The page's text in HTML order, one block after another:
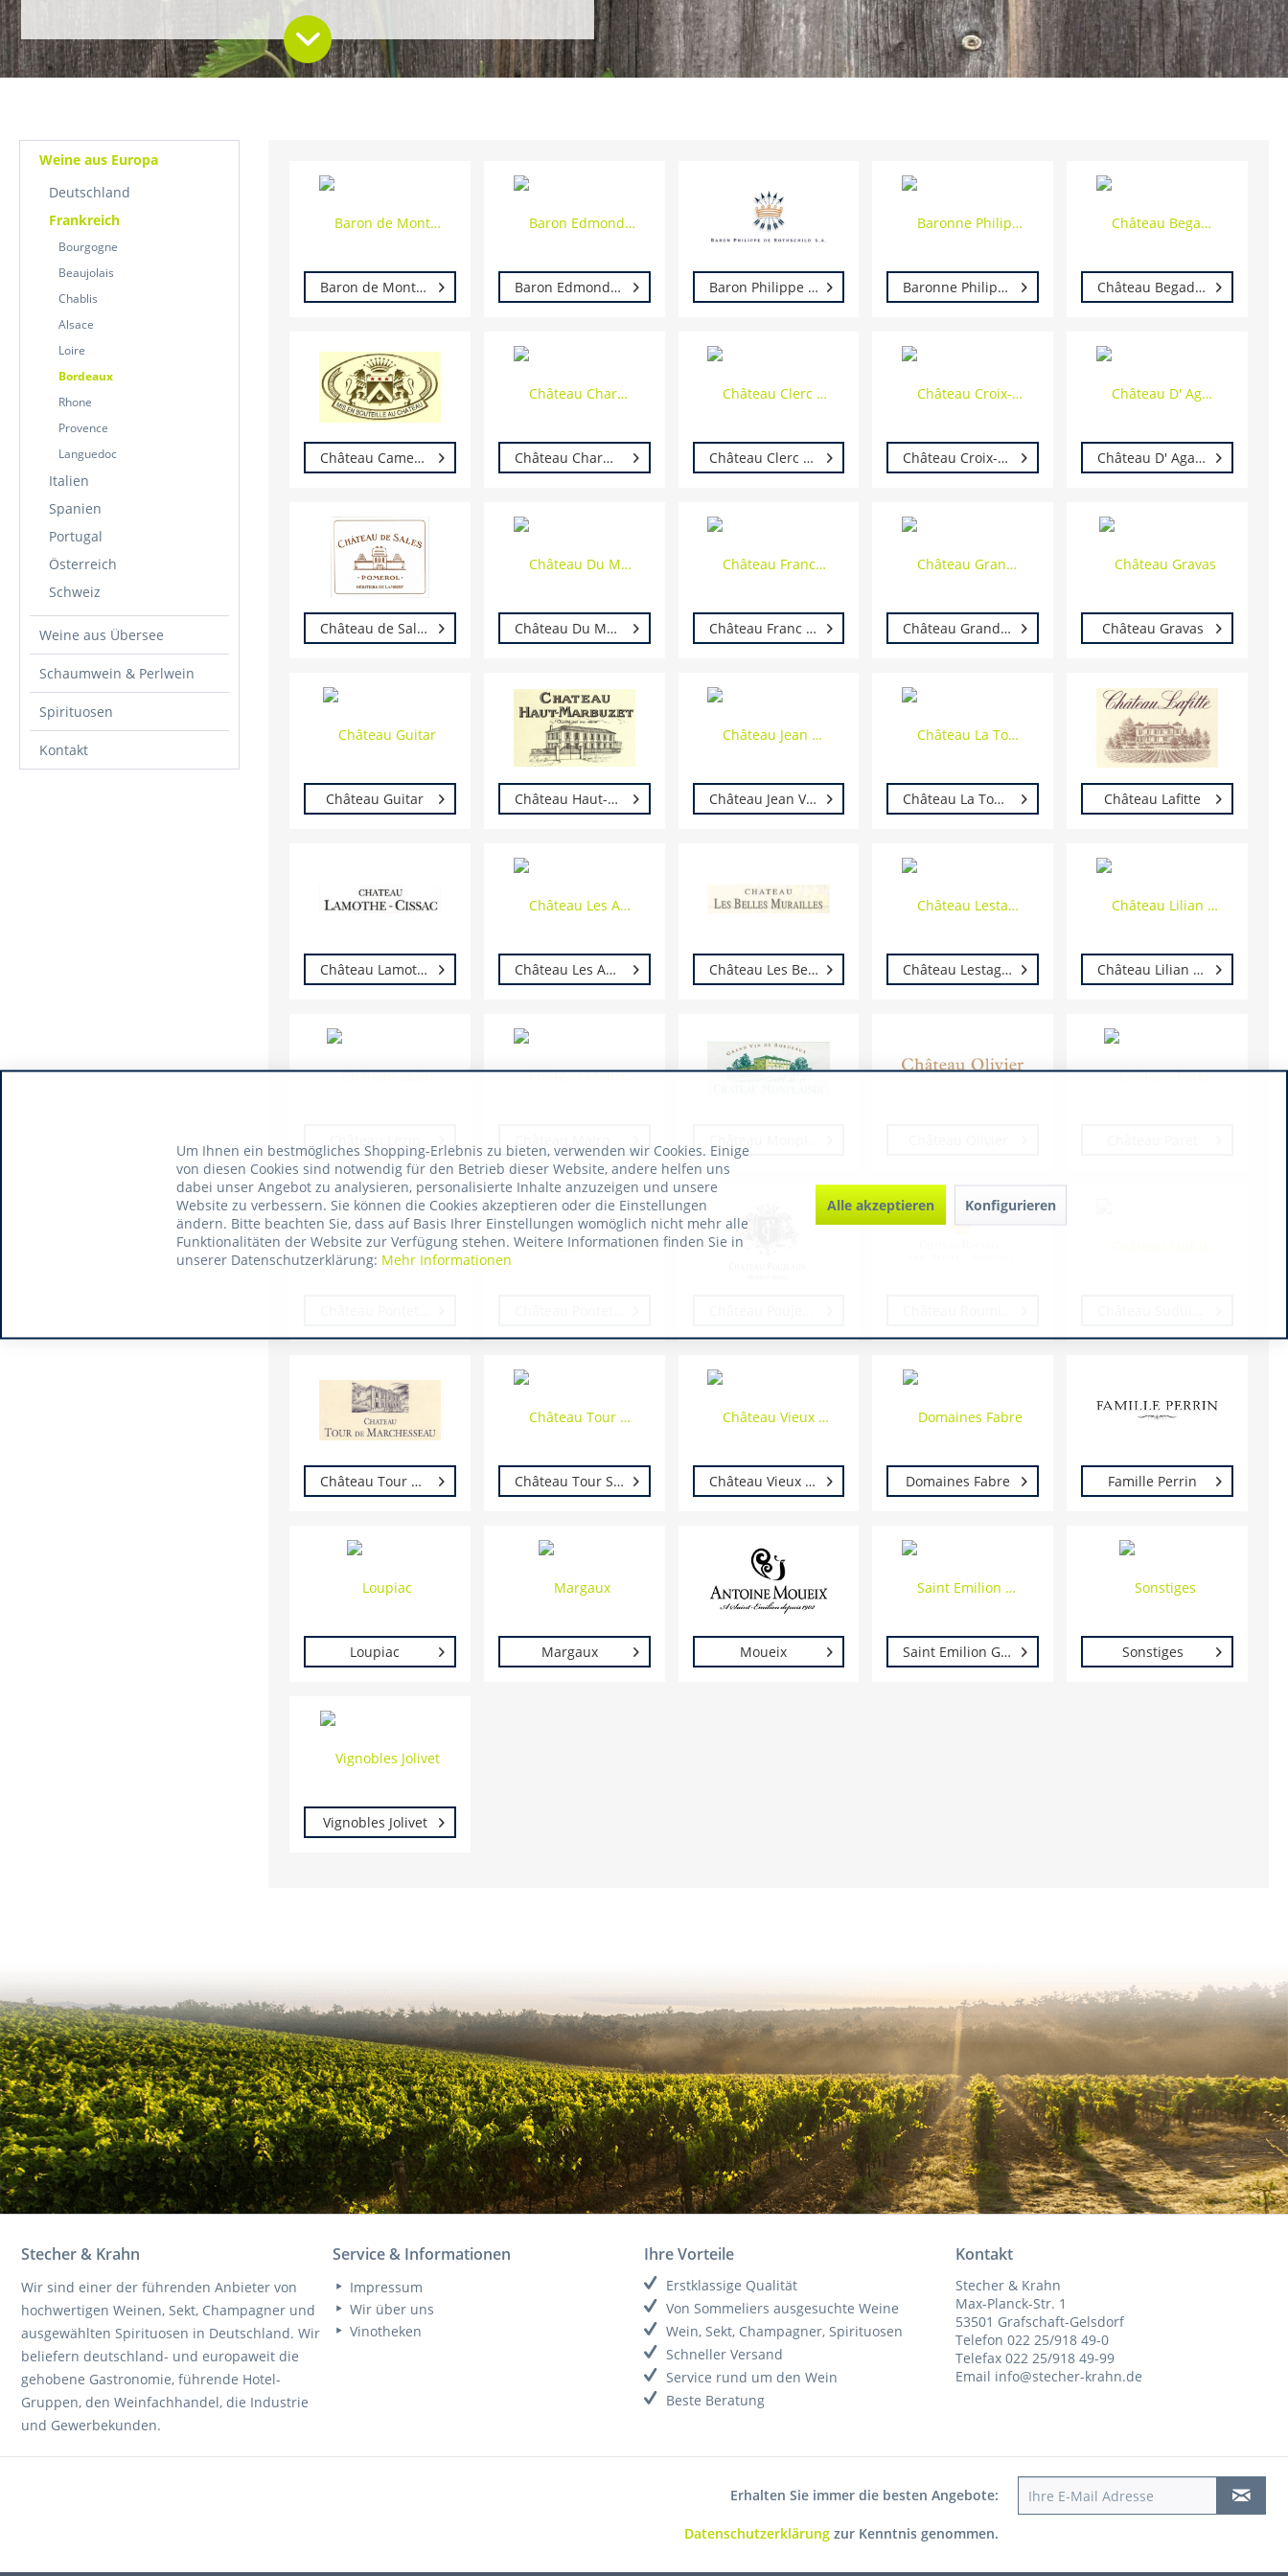
Weine aus Europa
Deutschland
Frankreich
Bourgogne
Beaujolais
Chablis
Alsace
Loire
Bordeaux
Rhone
Provence
Languedoc
Italien
Spanien
Portugal
Österreich
Schweiz
Weine aus Übersee
Schaumwein & Perlwein
Spirituosen
Kontakt
Baron de Montfort Baron Edmond de Rothschild Baron Philippe de Rothschild Baronne Philippine de Rothschild Château Begadan
Château Camensac Château Charmail Château Clerc Milon - Rothschild Château Croix-Mouton Château D' Agassac
Château de Sales Château Du Moulinat Château Franc Couplet Château Grand Jean Château Gravas
Château Guitar Château Haut-Marbuzet Château Jean Voisin Château La Tonnelle Château Lafitte
Château Lamothe-Cissac Château Les Annereaux Benjamin Hessel Château Les Belles Murailles Château Lestage Chevillon Château Lilian Ladouys
Château Tour de Marchesseau Château Tour Saint Christophe Château Vieux Rivallon Domaines Fabre Famille Perrin
Loupiac Margaux Moueix Saint Emilion Grand Cru Sonstiges
Vignobles Jolivet
Stecher & Krahn
Wir sind einer der führenden Anbieter von
hochwertigen Weinen, Sekt, Champagner und
ausgewählten Spirituosen in Deutschland. Wir
beliefern deutschland- und europaweit die
gehobene Gastronomie, führende Hotel-
Gruppen, den Weinfachhandel, die Industrie
und Gewerbekunden.
Service & Informationen
Impressum
Wir über uns
Vinotheken
Ihre Vorteile
Erstklassige Qualität
Von Sommeliers ausgesuchte Weine
Wein, Sekt, Champagner, Spirituosen
Schneller Versand
Service rund um den Wein
Beste Beratung
Kontakt
Stecher & Krahn
Max-Planck-Str. 1
53501 Grafschaft-Gelsdorf
Telefon 022 25/918 49-0
Telefax 022 25/918 49-99
Email info@stecher-krahn.de
Erhalten Sie immer die besten Angebote:
Datenschutzerklärung zur Kenntnis genommen.
Um Ihnen ein bestmögliches Shopping-Erlebnis zu bieten, verwenden wir Cookies. Einige
von diesen Cookies sind notwendig für den Betrieb dieser Website, andere helfen uns
dabei unser Angebot zu analysieren, personalisierte Inhalte anzuzeigen und unsere
Website zu verbessern. Sie können die Cookies akzeptieren oder die Einstellungen
ändern. Bitte beachten Sie, dass auf Basis Ihrer Einstellungen womöglich nicht mehr alle
Funktionalitäten der Website zur Verfügung stehen. Weitere Informationen finden Sie in
unserer Datenschutzerklärung: Mehr Informationen
Alle akzeptieren Konfigurieren